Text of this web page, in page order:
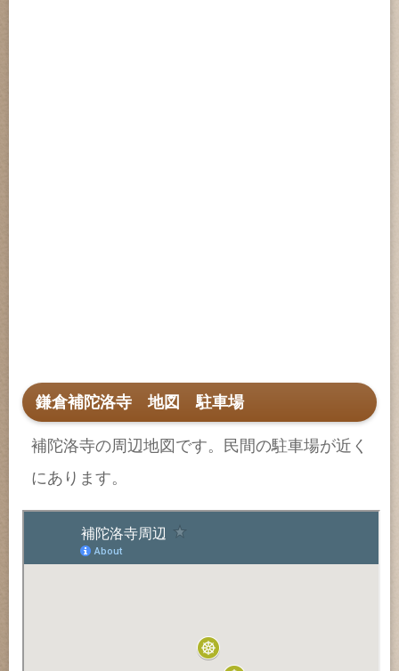
鎌倉補陀洛寺 地図 駐車場
補陀洛寺の周辺地図です。民間の駐車場が近く
にあります。